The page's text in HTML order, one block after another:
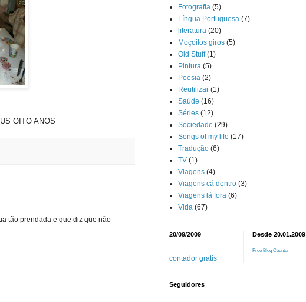
OITO ANOS
tão prendada e que diz que não
Fotografia (5)
Língua Portuguesa (7)
literatura (20)
Moçoilos giros (5)
Old Stuff (1)
Pintura (5)
Poesia (2)
Reutilizar (1)
Saúde (16)
Séries (12)
Sociedade (29)
Songs of my life (17)
Tradução (6)
TV (1)
Viagens (4)
Viagens cá dentro (3)
Viagens lá fora (6)
Vida (67)
20/09/2009
contador gratis
Desde 20.01.2009
Free Blog Counter
Seguidores